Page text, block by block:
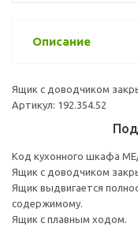
Описание
Ящик с доводчиком
Артикул: 192.354.52
Код кухонного шкафа
Ящик с доводчиком
Ящик выдвигается
содержимому.
Ящик с плавным ходом.